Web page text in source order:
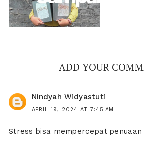
ADD YOUR
Nindyah Widyastuti
APRIL 19, 2024 AT 7:45 AM
Stress bisa mempercepat